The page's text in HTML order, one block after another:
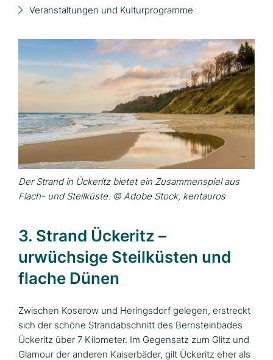
Veranstaltungen und Kulturprogramme
Der Strand in Ückeritz bietet ein Zusammenspiel aus
Flach- und Steilküste. © Adobe Stock, kentauros
3. Strand Ückeritz –
urwüchsige Steilküsten und
flache Dünen
Zwischen Koserow und Heringsdorf gelegen, erstreckt
sich der schöne Strandabschnitt des Bernsteinbades
Ückeritz über 7 Kilometer. Im Gegensatz zum Glitz und
Glamour der anderen Kaiserbäder, gilt Ückeritz eher als